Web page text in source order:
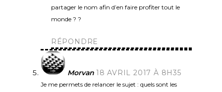
partager le nom afin d’en faire profiter tout le
monde ? ?
RÉPONDRE
Morvan 18 AVRIL 2017 À 8H35
Je me permets de relancer le sujet : quels sont les